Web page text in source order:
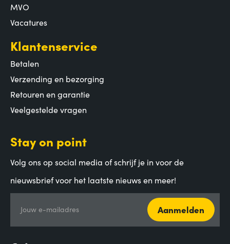
MVO
Vacatures
Klantenservice
Betalen
Verzending en bezorging
Retouren en garantie
Veelgestelde vragen
Stay on point
Volg ons op social media of schrijf je in voor de
nieuwsbrief voor het laatste nieuws en meer!
Jouw e-mailadres Aanmelden